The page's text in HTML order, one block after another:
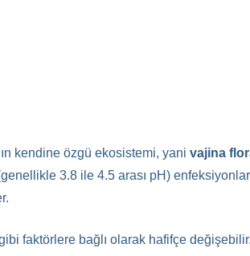
kendine özgü ekosistemi, yani vajina
3.8 ile 4.5 arası pH)
faktörlere bağlı olarak hafifçe